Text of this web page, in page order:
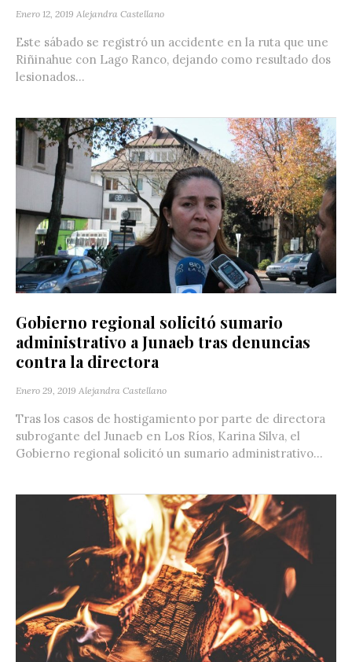
Enero 12, 2019 Alejandra Castellano
Este sábado se registró un accidente en la ruta que une
Riñinahue con Lago Ranco, dejando como resultado dos
lesionados...
Gobierno regional solicitó sumario
administrativo a Junaeb tras denuncias
contra la directora
Enero 29, 2019 Alejandra Castellano
Tras los casos de hostigamiento por parte de directora
subrogante del Junaeb en Los Ríos, Karina Silva, el
Gobierno regional solicitó un sumario administrativo...